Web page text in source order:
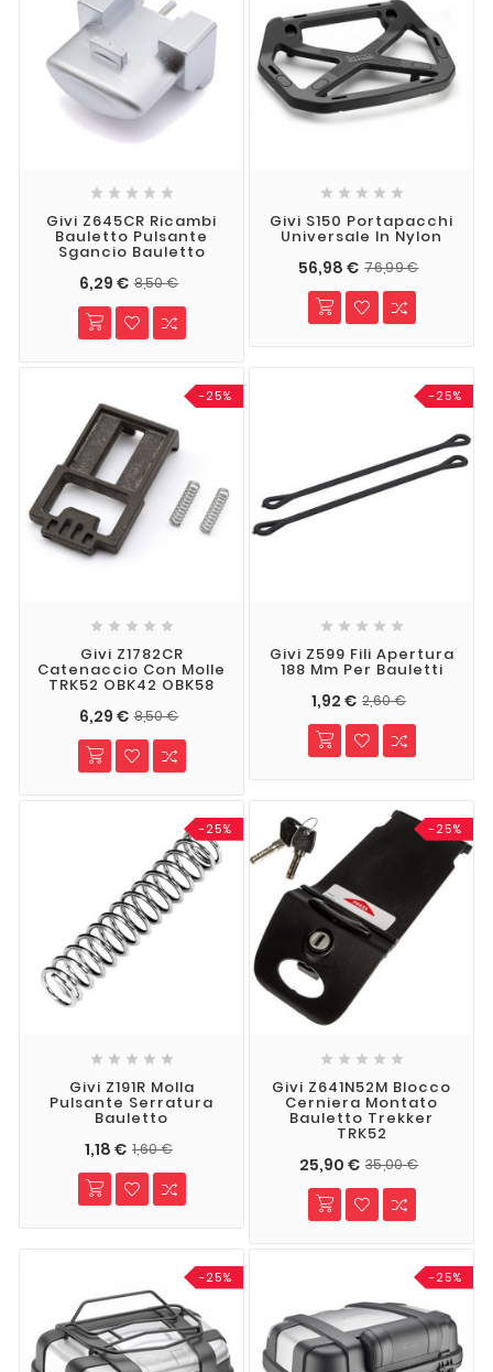
    
Givi Z645CR Ricambi
Bauletto Pulsante
Sgancio Bauletto
6,29 € 8,50 €
    
Givi S150 Portapacchi
Universale In Nylon
56,98 € 76,99 €
-25%
    
Givi Z1782CR
Catenaccio Con Molle
TRK52 OBK42 OBK58
6,29 € 8,50 €
-25%
    
Givi Z599 Fili Apertura
188 Mm Per Bauletti
1,92 € 2,60 €
-25%
    
Givi Z191R Molla
Pulsante Serratura
Bauletto
1,18 € 1,60 €
-25%
    
Givi Z641N52M Blocco
Cerniera Montato
Bauletto Trekker
TRK52
25,90 € 35,00 €
-25% -25%